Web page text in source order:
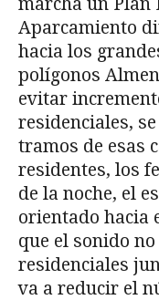
Aparcamiento
hacia los
polígonos
evitar
residenciales,
tramos de esas
residentes, los
de la noche, el
orientado hacia
que el sonido
residenciales
va a reducir el